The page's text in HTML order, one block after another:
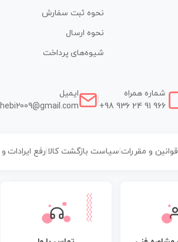
نحوه ثبت سفارش
نحوه ارسال
شیوه‌های پرداخت
شماره همراه
+98 936 24 91 966
ایمیل
قوانین و مقررات سیاست بازگشت کالا رفع ایرادات